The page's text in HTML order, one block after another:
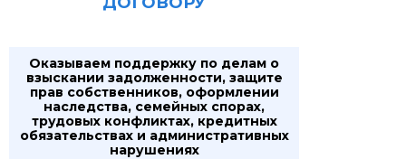
Оказываем поддержку по делам о
взыскании задолженности, защите
прав собственников, оформлении
наследства, семейных спорах,
трудовых конфликтах, кредитных
обязательствах и административных
нарушениях